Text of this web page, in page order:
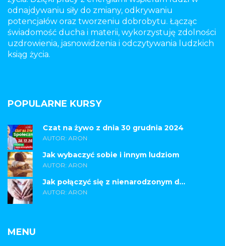
odnajdywaniu siły do zmiany, odkrywaniu
potencjałów oraz tworzeniu dobrobytu. Łącząc
świadomość ducha i materii, wykorzystuję zdolności
uzdrowienia, jasnowidzenia i odczytywania ludzkich
ksiąg życia.
POPULARNE KURSY
Czat na żywo z dnia 30 grudnia 2024
AUTOR: ARON
Jak wybaczyć sobie i innym ludziom
AUTOR: ARON
Jak połączyć się z nienarodzonym d...
AUTOR: ARON
MENU